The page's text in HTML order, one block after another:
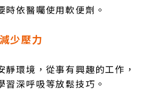
時依醫囑使用軟便劑。
少壓力
靜環境，從事有興趣的工作，
習深呼吸等放鬆技巧。